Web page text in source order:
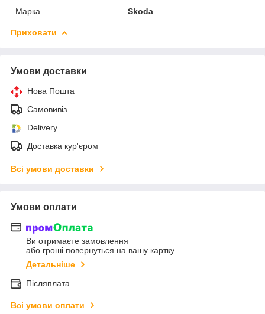
Марка
Skoda
Приховати
Умови доставки
Нова Пошта
Самовивіз
Delivery
Доставка кур'єром
Всі умови доставки
Умови оплати
Ви отримаєте замовлення
або гроші повернуться на вашу картку
Детальніше
Післяплата
Всі умови оплати